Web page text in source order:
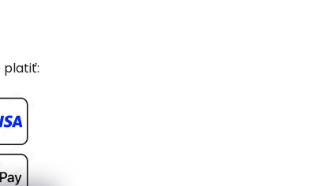
platiť: